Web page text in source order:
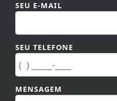
SEU E-MAIL
SEU TELEFONE
MENSAGEM